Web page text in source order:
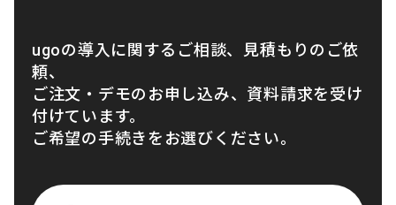
ugoの導入に関するご相談、見積もりのご依
頼、
ご注文・デモのお申し込み、資料請求を受け
付けています。
ご希望の手続きをお選びください。